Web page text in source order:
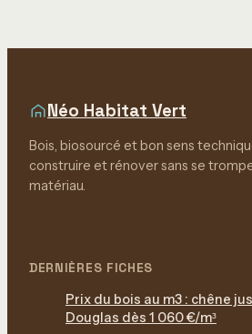
fibre sans surcoût
Néo Habitat Vert
Bois, biosourcé et bon sens
construire et rénover sans se
matériau.
DERNIÈRES FICHES
Prix du bois au m3 : chêne
Douglas dès 1 060 €/m³